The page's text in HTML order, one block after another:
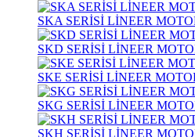
SKA SERİSİ LİNEER
SKD SERİSİ LİNEER
SKE SERİSİ LİNEER
SKG SERİSİ LİNEER
SKH SERİSİ LİNEER